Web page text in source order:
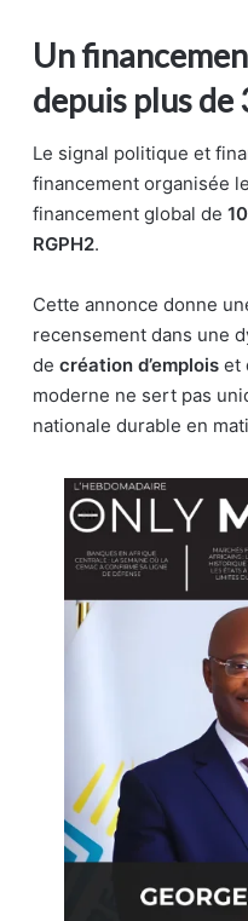
Un
depuis plus de
Le signal politique et
financement organisée le
financement global de
RGPH2.
Cette annonce donne
recensement dans une
de création d’emplois et
moderne ne sert pas
nationale durable en